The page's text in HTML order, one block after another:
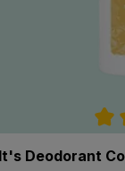
Deodorant